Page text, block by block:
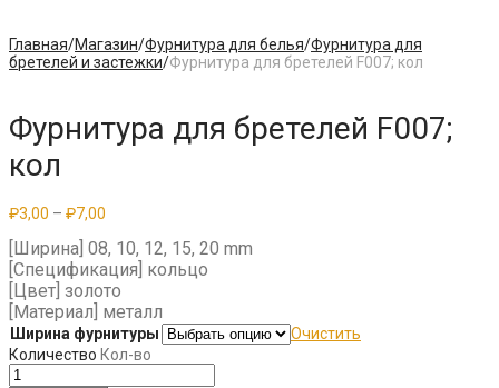
Главная/Магазин/Фурнитура для белья/Фурнитура для
бретелей и застежки/Фурнитура для бретелей F007; кол
Фурнитура для бретелей F007;
кол
₽3,00 – ₽7,00
₽3,00
–
₽7,00
[Ширина] 08, 10, 12, 15, 20 mm
[Спецификация] кольцо
[Цвет] золото
[Материал] металл
Ширина фурнитуры
Очистить
Количество Кол-во